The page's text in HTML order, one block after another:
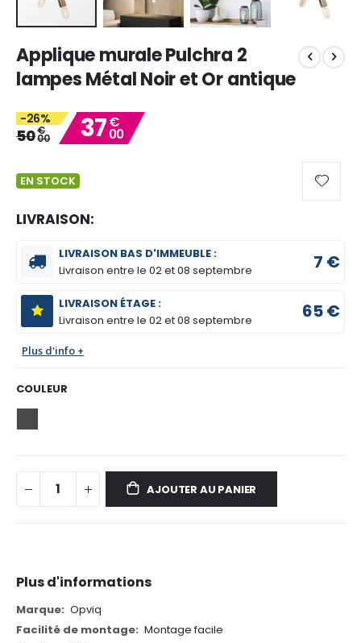
to
the
beginning
the
images
Applique murale Pulchra 2
lampes Métal Noir et Or antique
-26%
50€
00 37€
00
EN STOCK
LIVRAISON:
LIVRAISON BAS D'IMMEUBLE :
Livraison entre le02 et 08 septembre 7 €
LIVRAISON ÉTAGE :
Livraison entre le02 et 08 septembre 65 €
Plus d'info +
COULEUR
AJOUTER AU PANIER
Plus d'informations
Plus
d'informations
Opviq
Montage facile